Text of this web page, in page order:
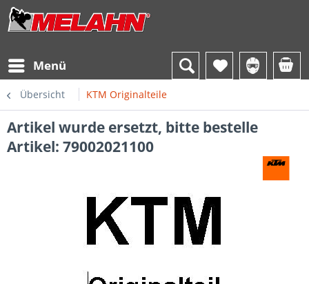
Menü
Übersicht KTM Originalteile
Artikel wurde ersetzt, bitte bestelle
Artikel: 79002021100